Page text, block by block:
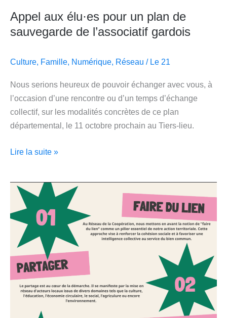
Appel aux élu·es pour un plan de
sauvegarde de l’associatif gardois
Culture, Famille, Numérique, Réseau / Le 21
Nous serions heureux de pouvoir échanger avec vous, à
l’occasion d’une rencontre ou d’un temps d’échange
collectif, sur les modalités concrètes de ce plan
départemental, le 11 octobre prochain au Tiers-lieu.
Lire la suite »
Réseau
la
coopération,
c’est
parti